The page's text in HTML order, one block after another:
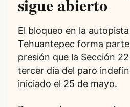
sigue abierto
El bloqueo en la
Tehuantepec forma
presión que la Sección
tercer día del paro
iniciado el 25 de mayo.